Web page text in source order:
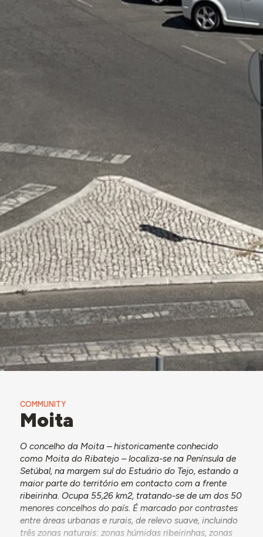
COMMUNITY
Moita
O concelho da Moita – historicamente conhecido
como Moita do Ribatejo – localiza-se na Península de
Setúbal, na margem sul do Estuário do Tejo, estando a
maior parte do território em contacto com a frente
ribeirinha. Ocupa 55,26 km2, tratando-se de um dos 50
menores concelhos do país. É marcado por contrastes
entre áreas urbanas e rurais, de relevo suave, incluindo
três zonas naturais: zonas húmidas ribeirinhas, zonas